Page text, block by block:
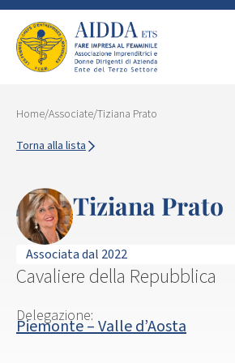
Home/Associate/Tiziana Prato
Torna alla lista
Tiziana Prato
Associata dal 2022
Cavaliere della Repubblica
Delegazione:
Piemonte – Valle d’Aosta